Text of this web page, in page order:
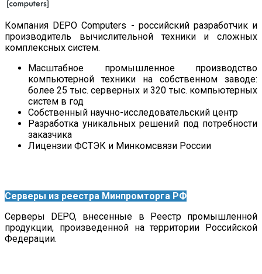
Компания DEPO Computers - российский разработчик и
производитель вычислительной техники и сложных
комплексных систем.
Масштабное промышленное производство
компьютерной техники на собственном заводе:
более 25 тыс. серверных и 320 тыс. компьютерных
систем в год
Собственный научно-исследовательский центр
Разработка уникальных решений под потребности
заказчика
Лицензии ФСТЭК и Минкомсвязи России
Серверы из реестра Минпромторга РФ
Серверы DEPO, внесенные в Реестр промышленной
продукции, произведенной на территории Российской
Федерации.